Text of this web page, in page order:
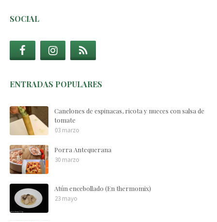
SOCIAL
ENTRADAS POPULARES
Canelones de espinacas, ricota y nueces con salsa de
tomate
03 marzo
Porra Antequerana
30 marzo
Atún encebollado (En thermomix)
23 mayo